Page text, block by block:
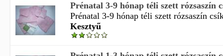
Prénatal 3-9 hónap téli szett rózsaszín
Prénatal 3-9 hónap téli szett rózsaszín
Kesztyű